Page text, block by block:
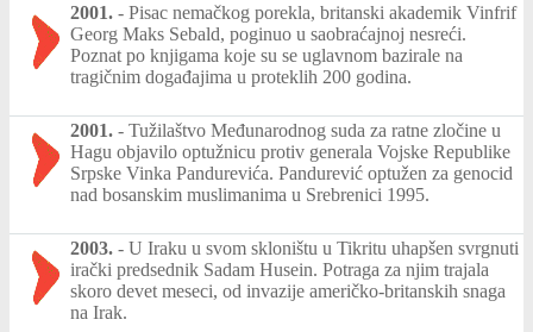
2001. - Pisac nemačkog porekla, britanski akademik Vinfrif
Georg Maks Sebald, poginuo u saobraćajnoj nesreći.
Poznat po knjigama koje su se uglavnom bazirale na
tragičnim događajima u proteklih 200 godina.
2001. - Tužilaštvo Međunarodnog suda za ratne zločine u
Hagu objavilo optužnicu protiv generala Vojske Republike
Srpske Vinka Pandurevića. Pandurević optužen za genocid
nad bosanskim muslimanima u Srebrenici 1995.
2003. - U Iraku u svom skloništu u Tikritu uhapšen svrgnuti
irački predsednik Sadam Husein. Potraga za njim trajala
skoro devet meseci, od invazije američko-britanskih snaga
na Irak.